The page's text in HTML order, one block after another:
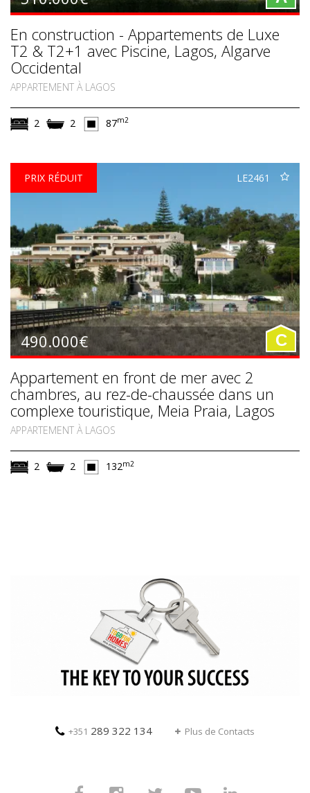
En construction - Appartements de Luxe
T2 & T2+1 avec Piscine, Lagos, Algarve
Occidental
APPARTEMENT À LAGOS
2 2 87m2
LE2461
490.000€
PRIX RÉDUIT
C
Appartement en front de mer avec 2
chambres, au rez-de-chaussée dans un
complexe touristique, Meia Praia, Lagos
APPARTEMENT À LAGOS
2 2 132m2
+351 289 322 134 Plus de Contacts